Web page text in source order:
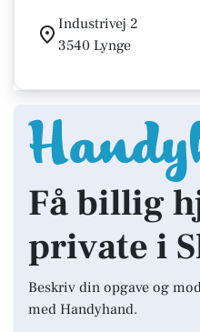
Industrivej 2
3540 Lynge
Få billig
private i
Beskriv din opgave og
med Handyhand.